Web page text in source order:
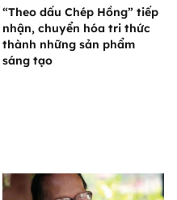
“Theo dấu Chép Hồng” tiếp
nhận, chuyển hóa tri thức
thành những sản phẩm
sáng tạo